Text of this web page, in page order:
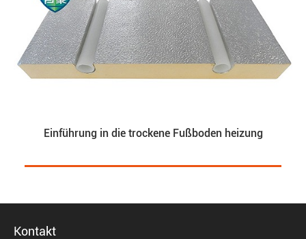
Einführung in die trockene Fußboden heizung
Kontakt